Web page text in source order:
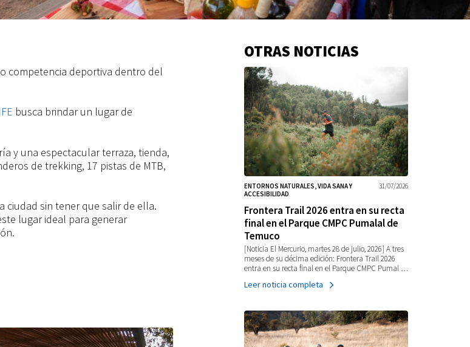
competencia deportiva dentro del
busca brindar un lugar de
y una espectacular terraza, tienda,
de trekking, 17 pistas de MTB,
ciudad sin tener que salir de ella.
lugar ideal para generar
Información
adicional
OTRAS NOTICIAS
31/07/2026
ENTORNOS NATURALES, VIDA SANA Y
ACCESIBILIDAD
Frontera Trail 2026 entra en su recta
final en el Parque CMPC Pumalal de
Temuco
[Noticia El Mercurio, martes 28 de julio, 2026] A tres
meses de su décima edición: Frontera Trail 2026
entra en su recta final en el Parque CMPC Pumal …
Leer noticia completa